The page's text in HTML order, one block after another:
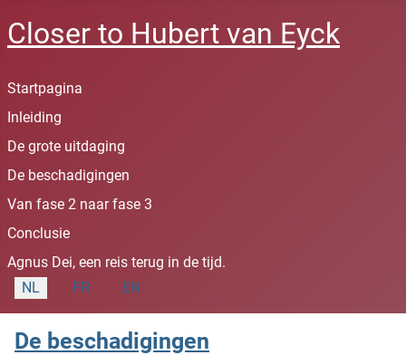
Closer to Hubert van Eyck
Startpagina
Inleiding
De grote uitdaging
De beschadigingen
Van fase 2 naar fase 3
Conclusie
Agnus Dei, een reis terug in de tijd.
Selecteer de taal
NL FR EN
De beschadigingen